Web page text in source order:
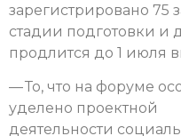
зарегистрировано 75
стадии подготовки и
продлится до 1 июля
— То, что на форуме
уделено проектной
деятельности